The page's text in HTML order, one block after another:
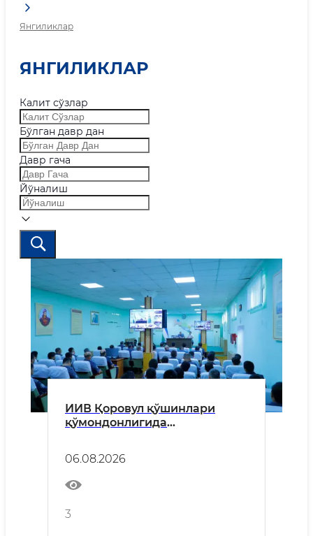
Янгиликлар
ЯНГИЛИКЛАР
Калит сўзлар
Бўлган давр дан
Давр гача
Йўналиш
ИИВ Қоровул қўшинлари
қўмондонлигида
профилактик тадбир
ўтказилди
06.08.2026
3